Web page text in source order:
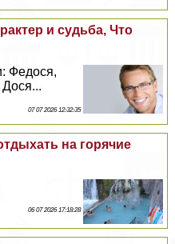
и судьба, Что
Федося,
07 07 2026 12:32:35
на горячие
06 07 2026 17:18:28